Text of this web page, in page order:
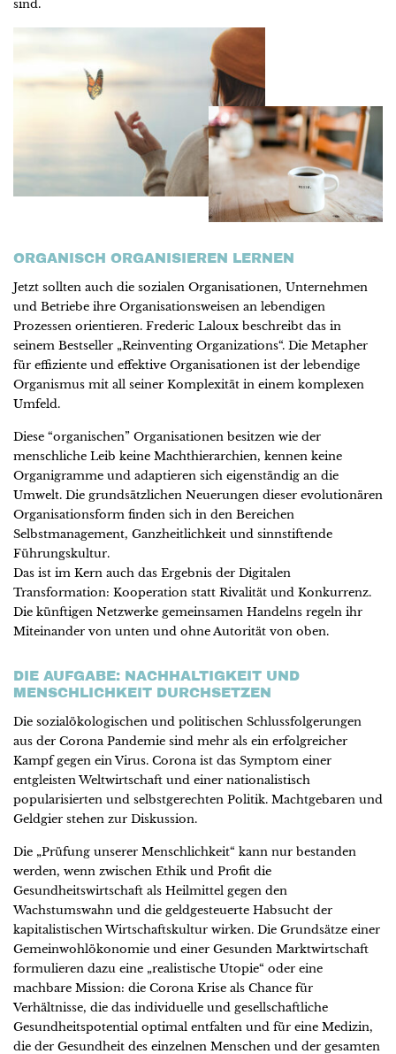
sind.
ORGANISCH ORGANISIEREN LERNEN
Jetzt sollten auch die sozialen Organisationen, Unternehmen
und Betriebe ihre Organisationsweisen an lebendigen
Prozessen orientieren. Frederic Laloux beschreibt das in
seinem Bestseller „Reinventing Organizations“. Die Metapher
für effiziente und effektive Organisationen ist der lebendige
Organismus mit all seiner Komplexität in einem komplexen
Umfeld.
Diese “organischen” Organisationen besitzen wie der
menschliche Leib keine Machthierarchien, kennen keine
Organigramme und adaptieren sich eigenständig an die
Umwelt. Die grundsätzlichen Neuerungen dieser evolutionären
Organisationsform finden sich in den Bereichen
Selbstmanagement, Ganzheitlichkeit und sinnstiftende
Führungskultur.
Das ist im Kern auch das Ergebnis der Digitalen
Transformation: Kooperation statt Rivalität und Konkurrenz.
Die künftigen Netzwerke gemeinsamen Handelns regeln ihr
Miteinander von unten und ohne Autorität von oben.
DIE AUFGABE: NACHHALTIGKEIT UND
MENSCHLICHKEIT DURCHSETZEN
Die sozialökologischen und politischen Schlussfolgerungen
aus der Corona Pandemie sind mehr als ein erfolgreicher
Kampf gegen ein Virus. Corona ist das Symptom einer
entgleisten Weltwirtschaft und einer nationalistisch
popularisierten und selbstgerechten Politik. Machtgebaren und
Geldgier stehen zur Diskussion.
Die „Prüfung unserer Menschlichkeit“ kann nur bestanden
werden, wenn zwischen Ethik und Profit die
Gesundheitswirtschaft als Heilmittel gegen den
Wachstumswahn und die geldgesteuerte Habsucht der
kapitalistischen Wirtschaftskultur wirken. Die Grundsätze einer
Gemeinwohlökonomie und einer Gesunden Marktwirtschaft
formulieren dazu eine „realistische Utopie“ oder eine
machbare Mission: die Corona Krise als Chance für
Verhältnisse, die das individuelle und gesellschaftliche
Gesundheitspotential optimal entfalten und für eine Medizin,
die der Gesundheit des einzelnen Menschen und der gesamten